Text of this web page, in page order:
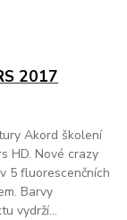
2017
Akord školení
HD. Nové crazy
5 fluorescenčních
Barvy
vydrží...